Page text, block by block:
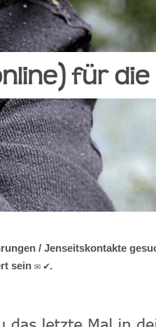
/ Jenseitskontakte
sein ✉ ✔.